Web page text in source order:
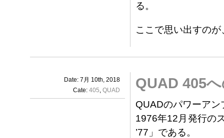
る。
ここで思い出すの
Date: 7月 10th, 2018
Cate: 405, QUAD QUAD 405
QUADのパワーア
1976年12月発行の
’77」である。